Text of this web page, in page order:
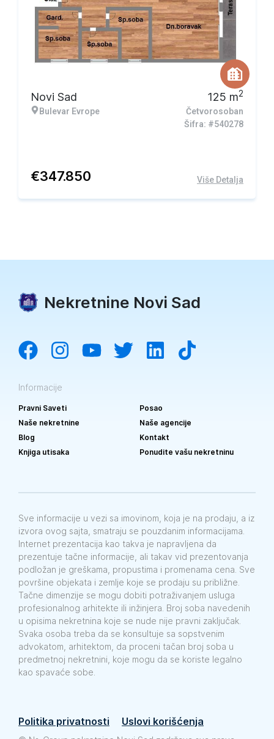
Novi Sad
Bulevar Evrope
125 m2
Četvorosoban
Šifra: #540278
€347.850 Više Detalja
Nekretnine Novi Sad
Informacije
Pravni Saveti
Posao
Naše nekretnine
Naše agencije
Blog
Kontakt
Knjiga utisaka
Ponudite vašu nekretninu
Sve informacije u vezi sa imovinom, koja je na prodaju, a iz
izvora ovog sajta, smatraju se pouzdanim informacijama.
Internet prezentacija kao takva je napravljena da
prezentuje tačne informacije, ali takav vid prezentovanja
podložan je greškama, propustima i promenama cena. Sve
površine objekata i zemlje koje se prodaju su približne.
Tačne dimenzije se mogu dobiti potraživanjem usluga
profesionalnog arhitekte ili inžinjera. Broj soba navedenih
u opisima nekretnina koje se nude nije pravni zaključak.
Svaka osoba treba da se konsultuje sa sopstvenim
advokatom, arhitektom, da proceni tačan broj soba u
predmetnoj nekretnini, koje mogu da se koriste legalno
kao spavaće sobe.
Politika privatnosti Uslovi korišćenja